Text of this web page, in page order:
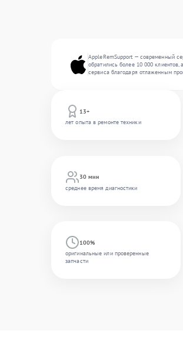
AppleRemSupport — современный
обратились более 10 000
сервиса благодаря отлаженным
13+
лет опыта в ремонте техники
30 мин
среднее время диагностики
100%
оригинальные или проверенные
запчасти